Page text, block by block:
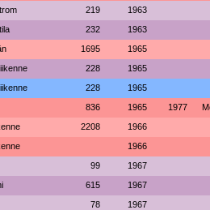
219 1963
232 1963
1695 1965
228 1965
228 1965
836 1965 1977
2208 1966
1966
99 1967
615 1967
78 1967